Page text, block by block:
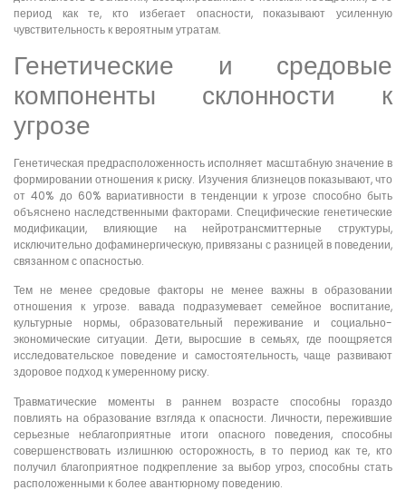
период как те, кто избегает опасности, показывают усиленную
чувствительность к вероятным утратам.
Генетические и средовые
компоненты склонности к
угрозе
Генетическая предрасположенность исполняет масштабную значение в
формировании отношения к риску. Изучения близнецов показывают, что
от 40% до 60% вариативности в тенденции к угрозе способно быть
объяснено наследственными факторами. Специфические генетические
модификации, влияющие на нейротрансмиттерные структуры,
исключительно дофаминергическую, привязаны с разницей в поведении,
связанном с опасностью.
Тем не менее средовые факторы не менее важны в образовании
отношения к угрозе. вавада подразумевает семейное воспитание,
культурные нормы, образовательный переживание и социально-
экономические ситуации. Дети, выросшие в семьях, где поощряется
исследовательское поведение и самостоятельность, чаще развивают
здоровое подход к умеренному риску.
Травматические моменты в раннем возрасте способны гораздо
повлиять на образование взгляда к опасности. Личности, пережившие
серьезные неблагоприятные итоги опасного поведения, способны
совершенствовать излишнюю осторожность, в то период как те, кто
получил благоприятное подкрепление за выбор угроз, способны стать
расположенными к более авантюрному поведению.